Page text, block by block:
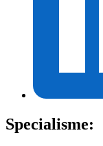
Specialisme: